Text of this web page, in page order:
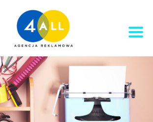
PORTFOLIO
KLIENCI